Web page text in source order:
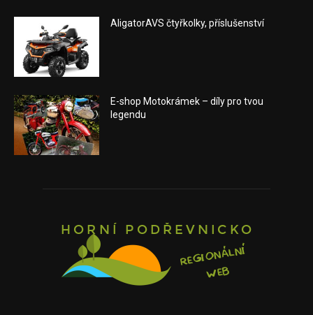
AligatorAVS čtyřkolky, příslušenství
E-shop Motokrámek – díly pro tvou
legendu